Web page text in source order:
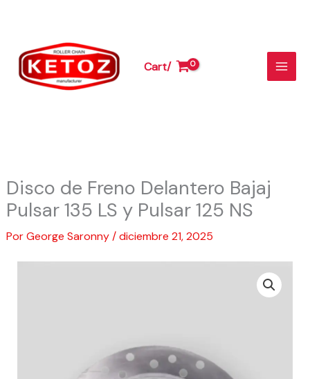
contenido
Cart/
Disco de Freno Delantero Bajaj
Pulsar 135 LS y Pulsar 125 NS
PorGeorge Saronny/diciembre 21, 2025
Pulsar
135